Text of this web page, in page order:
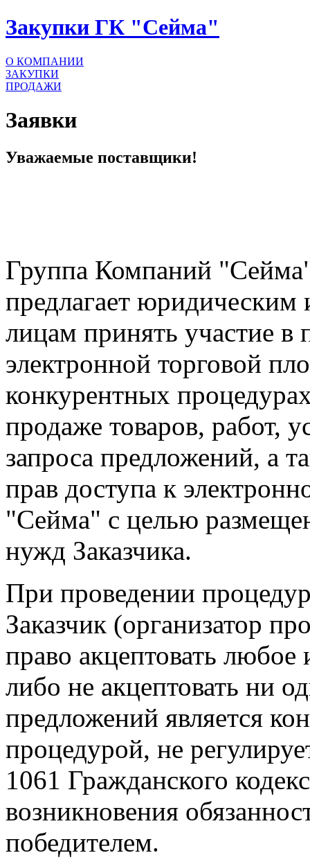
Закупки ГК "Сейма"
О КОМПАНИИ
ЗАКУПКИ
ПРОДАЖИ
Заявки
Уважаемые поставщики!
Группа Компаний
предлагает юридическим
лицам принять участие
электронной торговой
конкурентных
продаже товаров, работ,
запроса предложений, а
прав доступа к
"Сейма" с целью
нужд Заказчика.
При проведении
Заказчик (организатор
право акцептовать
либо не акцептовать ни
предложений является
процедурой, не
1061 Гражданского
возникновения
победителем.